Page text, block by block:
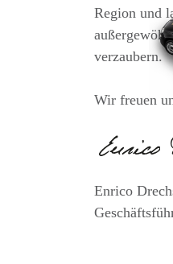
Region und
verzaubern.
Wir freuen
Enrico